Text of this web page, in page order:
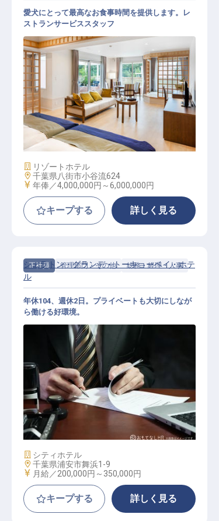
レストランサービス / 正社員
愛犬にとって最高なお食事時間を提供します。レ
ストランサービススタッフ
施設業態
リゾートホテル
勤務地
千葉県八街市小谷流624
給与
年俸／4,000,000円～6,000,000円
キープする 詳しく見る
正社員 管理部門・その他 総務・経理・人事
経理
シェラトン・グランデ・トーキョーベイ・ホテ
ル
年休104、週休2日。プライベートも大切にしなが
ら働ける好環境。
施設業態
シティホテル
勤務地
千葉県浦安市舞浜1-9
給与
月給／200,000円～ 350,000円
キープする 詳しく見る